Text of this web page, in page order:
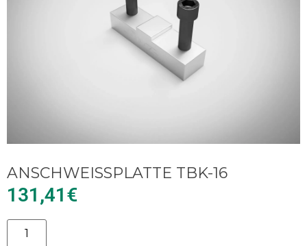
ANSCHWEISSPLATTE TBK-16
131,41€
Alternative: